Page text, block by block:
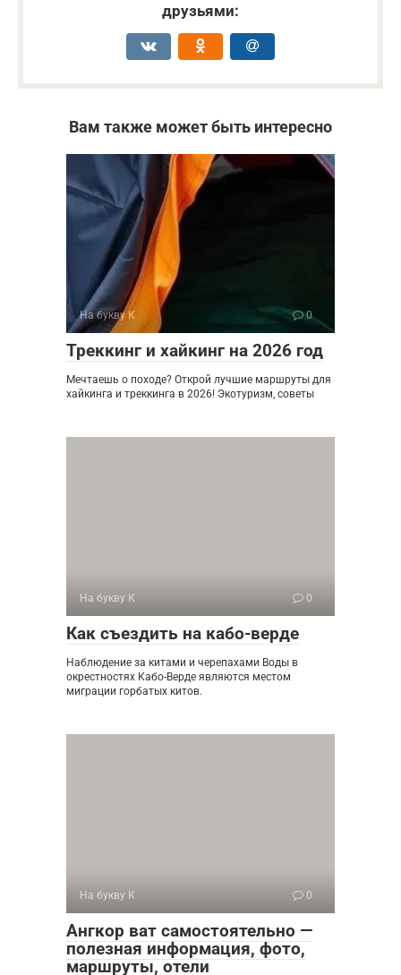
друзьями:
Вам также может быть интересно
На букву К 0
Треккинг и хайкинг на 2026 год
Мечтаешь о походе? Открой лучшие маршруты для
хайкинга и треккинга в 2026! Экотуризм, советы
На букву К 0
Как съездить на кабо-верде
Наблюдение за китами и черепахами Воды в
окрестностях Кабо-Верде являются местом
миграции горбатых китов.
На букву К 0
Ангкор ват самостоятельно —
полезная информация, фото,
маршруты, отели